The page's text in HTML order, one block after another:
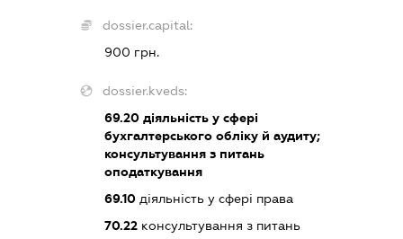
dossier.capital:
900 грн.
dossier.kveds:
69.20діяльність у сфері
бухгалтерського обліку й аудиту;
консультування з питань
оподаткування
69.10діяльність у сфері права
70.22консультування з питань